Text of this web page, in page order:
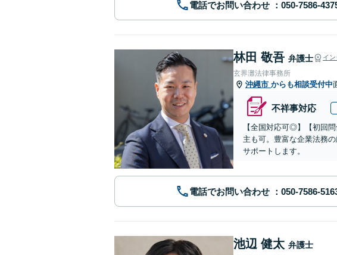
電話でお問い合わせ
林田 敬吾 弁護士 イ
玄界灘法律事務所
沖縄市 からも相談受付中
不祥事対応
【全国対応可◎】【初回
主も可。豊富な企業法務
サポートします。
電話でお問い合わせ
池辺 健太 弁護士